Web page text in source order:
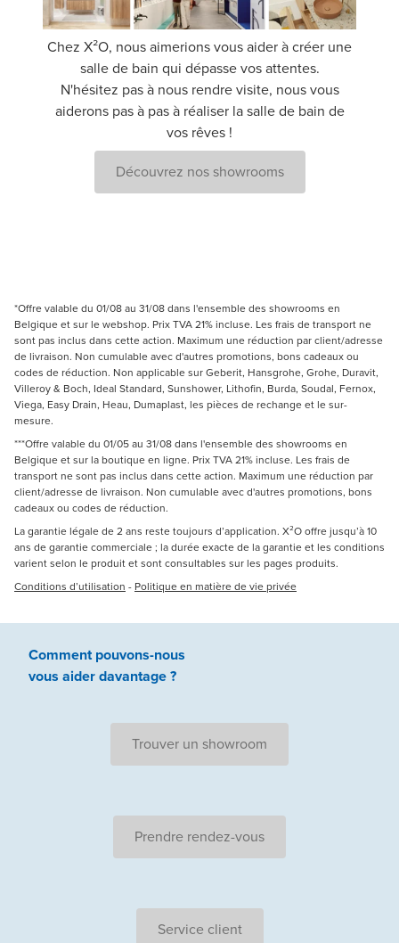
Chez X²O, nous aimerions vous aider à créer une
salle de bain qui dépasse vos attentes.
N'hésitez pas à nous rendre visite, nous vous
aiderons pas à pas à réaliser la salle de bain de
vos rêves !
Découvrez nos showrooms
*Offre valable du 01/08 au 31/08 dans l'ensemble des showrooms en
Belgique et sur le webshop. Prix TVA 21% incluse. Les frais de transport ne
sont pas inclus dans cette action. Maximum une réduction par client/adresse
de livraison. Non cumulable avec d'autres promotions, bons cadeaux ou
codes de réduction. Non applicable sur Geberit, Hansgrohe, Grohe, Duravit,
Villeroy & Boch, Ideal Standard, Sunshower, Lithofin, Burda, Soudal, Fernox,
Viega, Easy Drain, Heau, Dumaplast, les pièces de rechange et le sur-
mesure.
***Offre valable du 01/05 au 31/08 dans l'ensemble des showrooms en
Belgique et sur la boutique en ligne. Prix TVA 21% incluse. Les frais de
transport ne sont pas inclus dans cette action. Maximum une réduction par
client/adresse de livraison. Non cumulable avec d'autres promotions, bons
cadeaux ou codes de réduction.
La garantie légale de 2 ans reste toujours d’application. X²O offre jusqu’à 10
ans de garantie commerciale ; la durée exacte de la garantie et les conditions
varient selon le produit et sont consultables sur les pages produits.
Conditions d’utilisation - Politique en matière de vie privée
Comment pouvons-nous
vous aiderdavantage ?
Trouver un showroom
Prendre rendez-vous
Service client